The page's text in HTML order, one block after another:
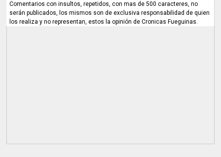
Comentarios con insultos, repetidos, con mas de 500 caracteres, no
serán publicados, los mismos son de exclusiva responsabilidad de quien
los realiza y no representan, estos la opinión de Cronicas Fueguinas.